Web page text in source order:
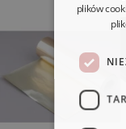
plików